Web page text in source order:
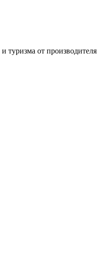
туризма от производителя